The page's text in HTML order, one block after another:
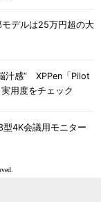
デルは25万円超の大
汁感” XPPen「Pilot
用度をチェック
4K会議用モニター